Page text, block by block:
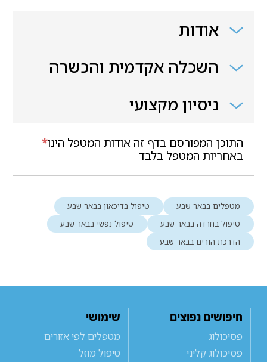
אודות
השכלה אקדמית והכשרה
ניסיון מקצועי
*התוכן המפורסם בדף זה אודות המטפל הינו
באחריות המטפל בלבד
מטפלים בבאר שבע
טיפול בדיכאון בבאר שבע
טיפול בחרדה בבאר שבע
טיפול נפשי בבאר שבע
הדרכת הורים בבאר שבע
חיפושים נפוצים
פסיכולוג
פסיכולוג קליני
שימושי
מטפלים לפי אזורים
טיפול מוזל